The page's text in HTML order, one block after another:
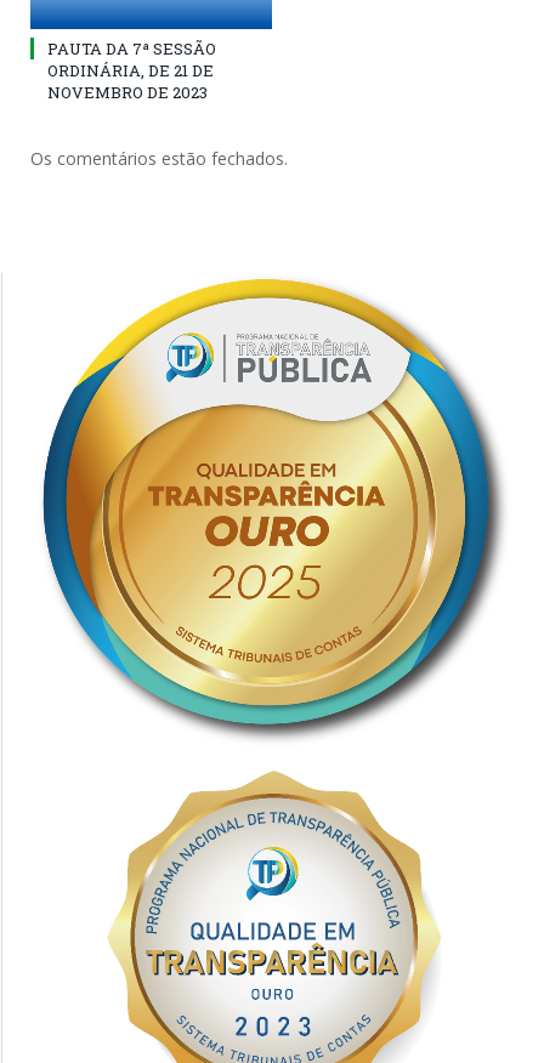
PAUTA DA 7ª SESSÃO
ORDINÁRIA, DE 21 DE
NOVEMBRO DE 2023
Os comentários estão fechados.